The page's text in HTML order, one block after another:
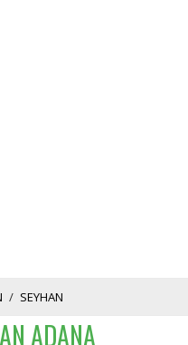
/ SEYHAN
ADANA